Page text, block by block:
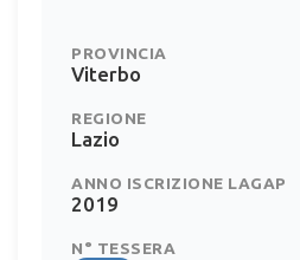
PROVINCIA
Viterbo
REGIONE
Lazio
ANNO ISCRIZIONE LAGAP
2019
N° TESSERA